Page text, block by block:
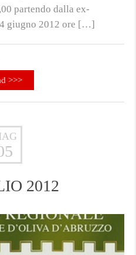
partendo dalla ex-
giugno 2012 ore […]
>>>
2012